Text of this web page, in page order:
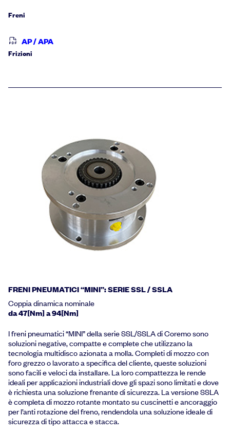
Freni
AP / APA
Frizioni
FRENI PNEUMATICI “MINI”: SERIE SSL / SSLA
Coppia dinamica nominale
da 47[Nm] a 94[Nm]
I freni pneumatici “MINI” della serie SSL/SSLA di Coremo sono
soluzioni negative, compatte e complete che utilizzano la
tecnologia multidisco azionata a molla. Completi di mozzo con
foro grezzo o lavorato a specifica del cliente, queste soluzioni
sono facili e veloci da installare. La loro compattezza le rende
ideali per applicazioni industriali dove gli spazi sono limitati e dove
è richiesta una soluzione frenante di sicurezza. La versione SSLA
è completa di mozzo rotante montato su cuscinetti e ancoraggio
per l’anti rotazione del freno, rendendola una soluzione ideale di
sicurezza di tipo attacca e stacca.